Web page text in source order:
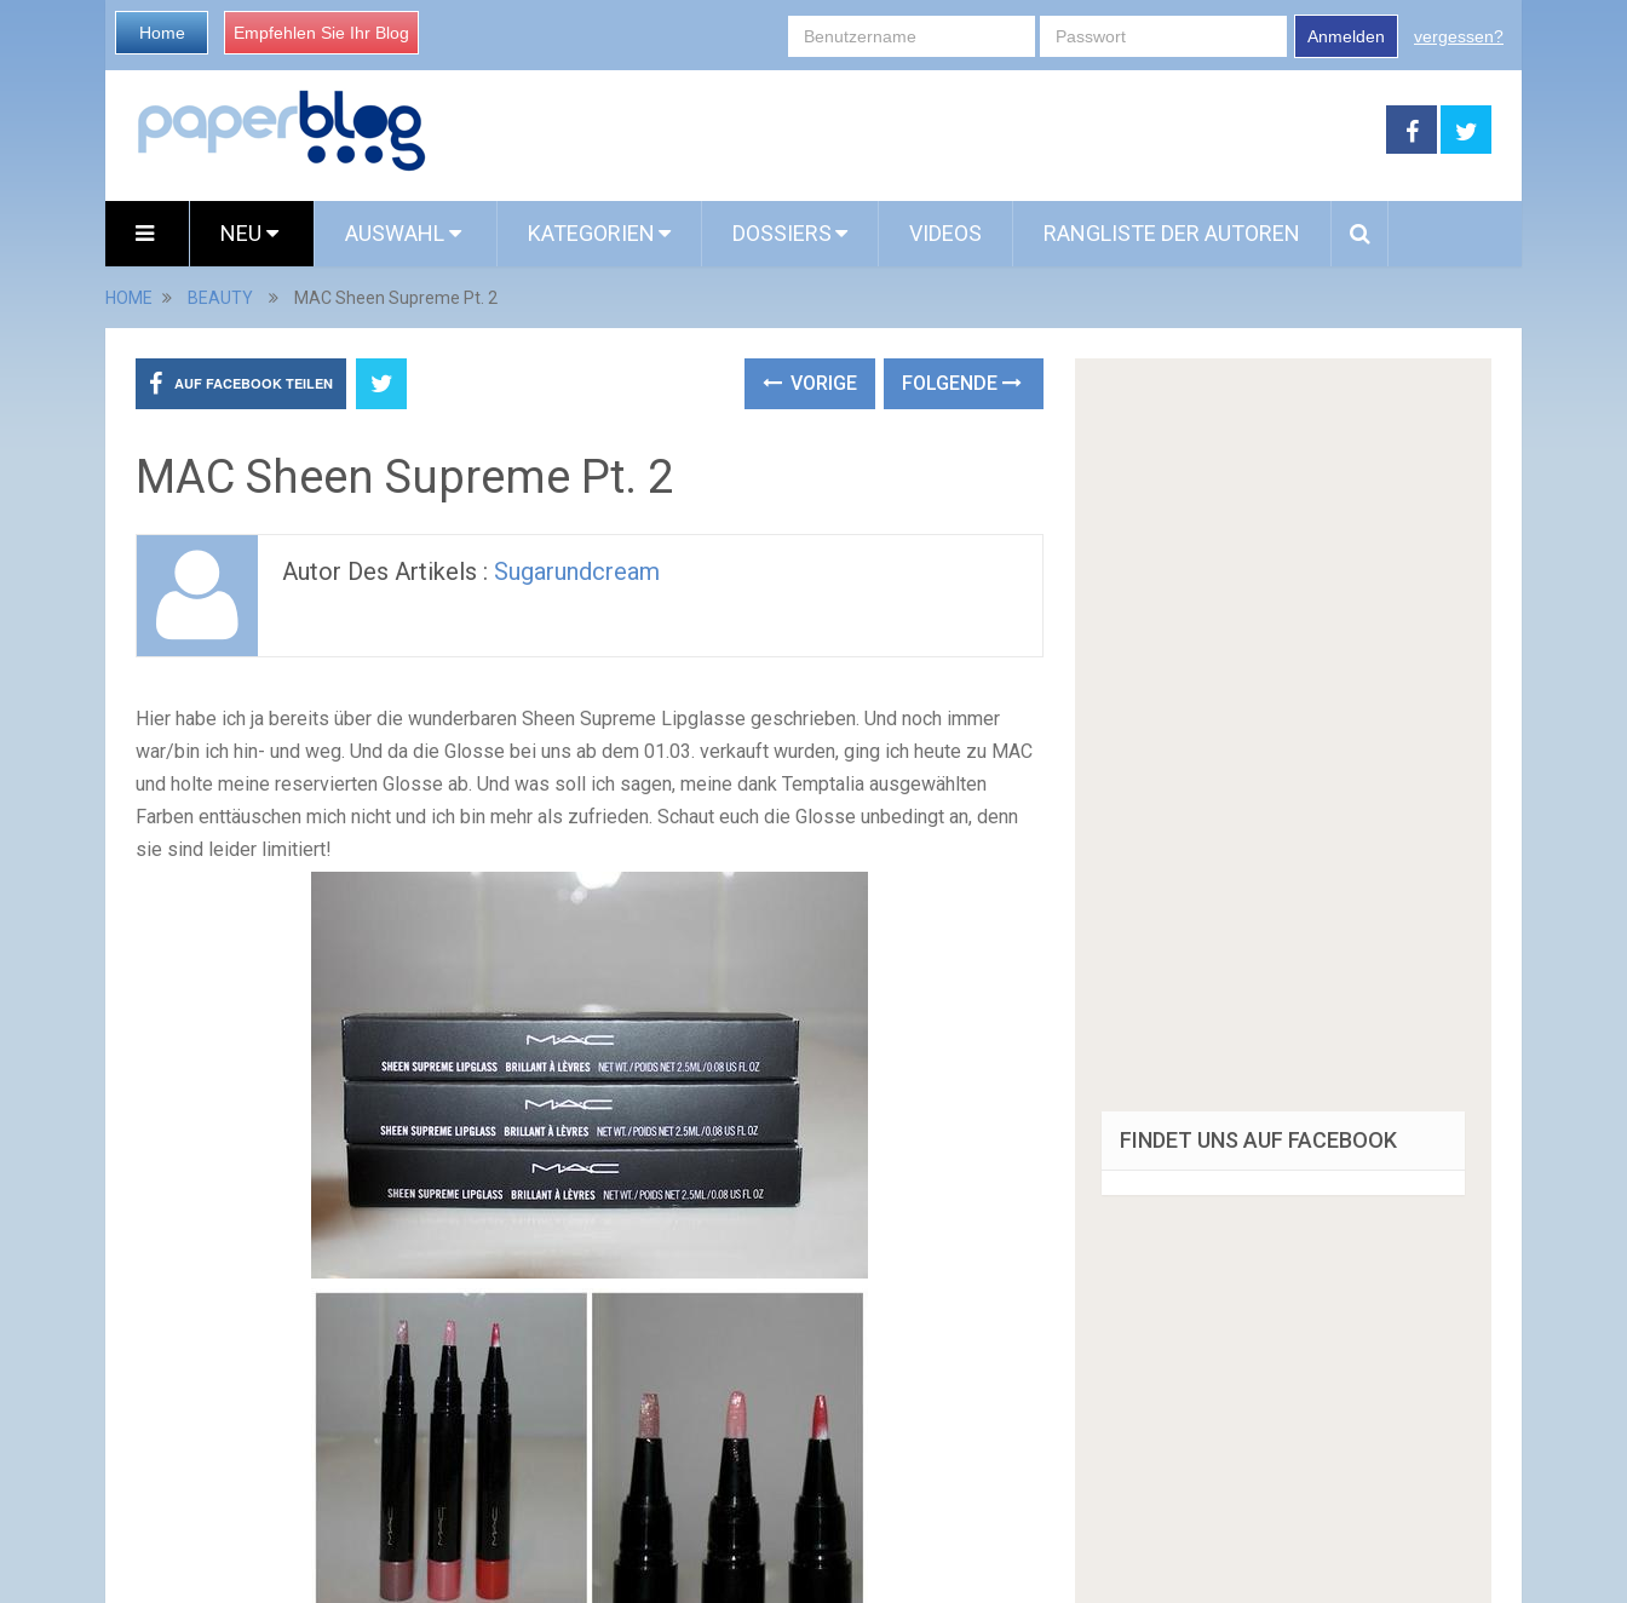
Home Empfehlen Sie Ihr Blog Anmelden vergessen?
NEU AUSWAHL KATEGORIEN DOSSIERS VIDEOS RANGLISTE DER AUTOREN
HOME BEAUTY MAC Sheen Supreme Pt. 2
AUF FACEBOOK TEILEN VORIGE FOLGENDE
MAC Sheen Supreme Pt. 2
Autor Des Artikels : Sugarundcream
Hier habe ich ja bereits über die wunderbaren Sheen Supreme Lipglasse geschrieben. Und noch immer
war/bin ich hin- und weg. Und da die Glosse bei uns ab dem 01.03. verkauft wurden, ging ich heute zu MAC
und holte meine reservierten Glosse ab. Und was soll ich sagen, meine dank Temptalia ausgewählten
Farben enttäuschen mich nicht und ich bin mehr als zufrieden. Schaut euch die Glosse unbedingt an, denn
sie sind leider limitiert!
FINDET UNS AUF FACEBOOK